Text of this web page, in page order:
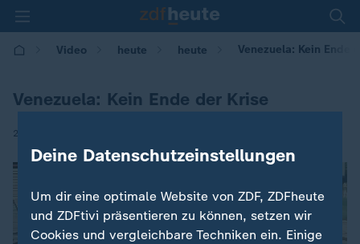
Video heute heute Venezuela: Kein Ende
Venezuela: Kein Ende der Krise
28.07.2017 | 08:46
Deine Datenschutzeinstellungen
Um dir eine optimale Website von ZDF, ZDFheute
und ZDFtivi präsentieren zu können, setzen wir
Cookies und vergleichbare Techniken ein. Einige